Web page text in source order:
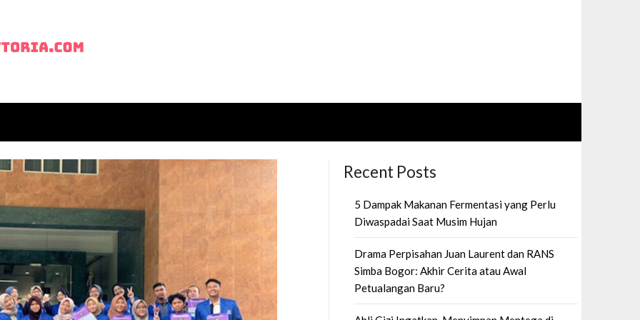
Recent Posts
5 Dampak Makanan Fermentasi yang Perlu
Diwaspadai Saat Musim Hujan
Drama Perpisahan Juan Laurent dan RANS
Simba Bogor: Akhir Cerita atau Awal
Petualangan Baru?